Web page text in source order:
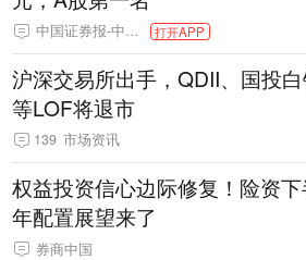
中国证券报-中证网打开APP
沪深交易所出手，QDII、国投
等LOF将退市
139 市场资讯
权益投资信心边际修复！险资
年配置展望来了
券商中国